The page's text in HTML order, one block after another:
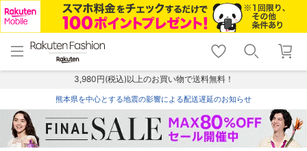
menu home
トップ
shopping_cart lock_outline
ログイン
3,980円(税込)以上のお買い物で送料無料！
熊本県を中心とする地震の影響による配送遅延のお知らせ